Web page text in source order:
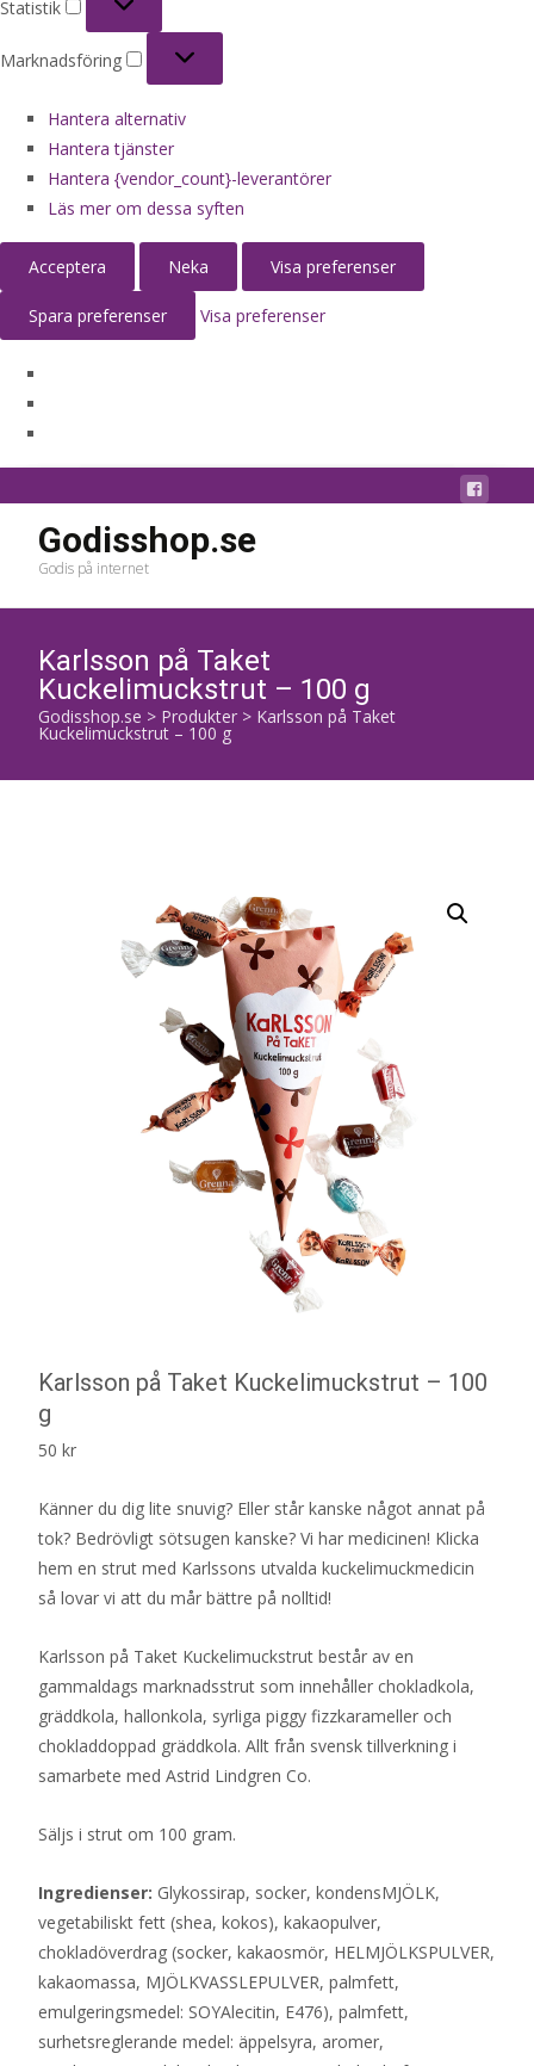
Statistik
Marknadsföring
Hantera alternativ
Hantera tjänster
Hantera {vendor_count}-leverantörer
Läs mer om dessa syften
Acceptera Neka Visa preferenser
Spara preferenser Visa preferenser
Godisshop.se
Godis på internet
Karlsson på Taket
Kuckelimuckstrut – 100 g
Godisshop.se > Produkter > Karlsson på Taket
Kuckelimuckstrut – 100 g
Karlsson på Taket Kuckelimuckstrut – 100
g
50 kr
Känner du dig lite snuvig? Eller står kanske något annat på
tok? Bedrövligt sötsugen kanske? Vi har medicinen! Klicka
hem en strut med Karlssons utvalda kuckelimuckmedicin
så lovar vi att du mår bättre på nolltid!
Karlsson på Taket Kuckelimuckstrut består av en
gammaldags marknadsstrut som innehåller chokladkola,
gräddkola, hallonkola, syrliga piggy fizzkarameller och
chokladdoppad gräddkola. Allt från svensk tillverkning i
samarbete med Astrid Lindgren Co.
Säljs i strut om 100 gram.
Ingredienser: Glykossirap, socker, kondensMJÖLK,
vegetabiliskt fett (shea, kokos), kakaopulver,
chokladöverdrag (socker, kakaosmör, HELMJÖLKSPULVER,
kakaomassa, MJÖLKVASSLEPULVER, palmfett,
emulgeringsmedel: SOYAlecitin, E476), palmfett,
surhetsreglerande medel: äppelsyra, aromer,